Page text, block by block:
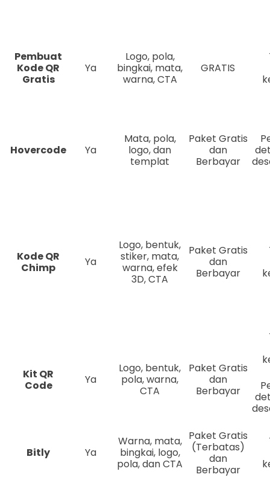
Pembuat
Kode QR
Gratis
Ya
Logo, pola,
bingkai, mata,
warna, CTA
GRATIS
Hovercode Ya
Mata, pola,
logo, dan
templat
Paket Gratis
dan
Berbayar
Kode QR
Chimp
Ya
Logo, bentuk,
stiker, mata,
warna, efek
3D, CTA
Paket Gratis
dan
Berbayar
Kit QR
Code
Ya
Logo, bentuk,
pola, warna,
CTA
Paket Gratis
dan
Berbayar
Bitly Ya
Warna, mata,
bingkai, logo,
pola, dan CTA
Paket Gratis
(Terbatas)
dan
Berbayar